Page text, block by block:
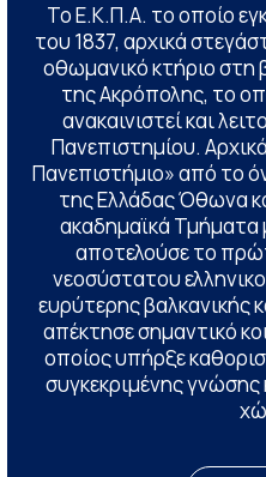
Το Ε.Κ.Π.Α. το οποίο
του 1837, αρχικά
οθωμανικό κτήριο στη
της Ακρόπολης, το
ανακαινιστεί και
Πανεπιστημίου.
Πανεπιστήμιο» από το
της Ελλάδας Όθωνα
ακαδημαϊκά
αποτελούσε το
νεοσύστατου
ευρύτερης βαλκανικής
απέκτησε σημαντικό
οποίος υπήρξε
συγκεκριμένης γνώσης